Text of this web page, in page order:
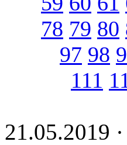
78 79 80
97 98
111
21.05.2019